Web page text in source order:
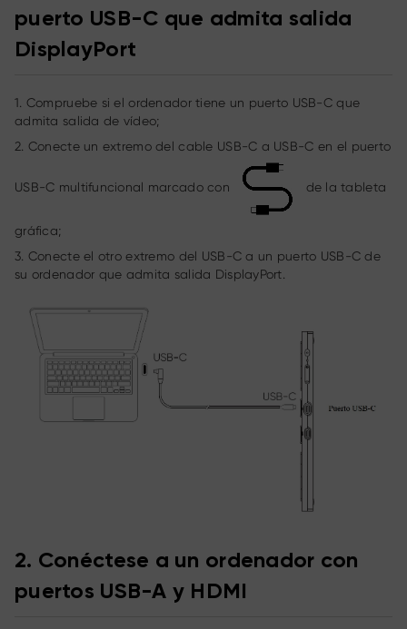
puerto USB-C que admita salida
DisplayPort
1. Compruebe si el ordenador tiene un puerto USB-C que
admita salida de vídeo;
2. Conecte un extremo del cable USB-C a USB-C en el puerto
USB-C multifuncional marcado con de la tableta
gráfica;
3. Conecte el otro extremo del USB-C a un puerto USB-C de
su ordenador que admita salida DisplayPort.
2. Conéctese a un ordenador con
puertos USB-A y HDMI